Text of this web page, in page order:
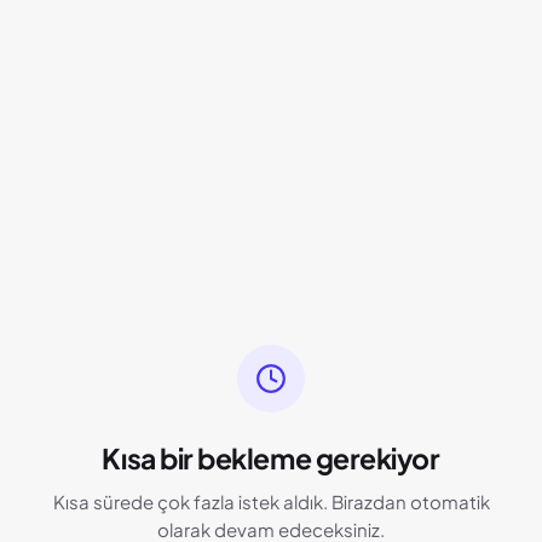
Kısa bir bekleme gerekiyor
Kısa sürede çok fazla istek aldık. Birazdan otomatik
olarak devam edeceksiniz.